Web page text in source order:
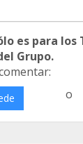
es para
Grupo.
o